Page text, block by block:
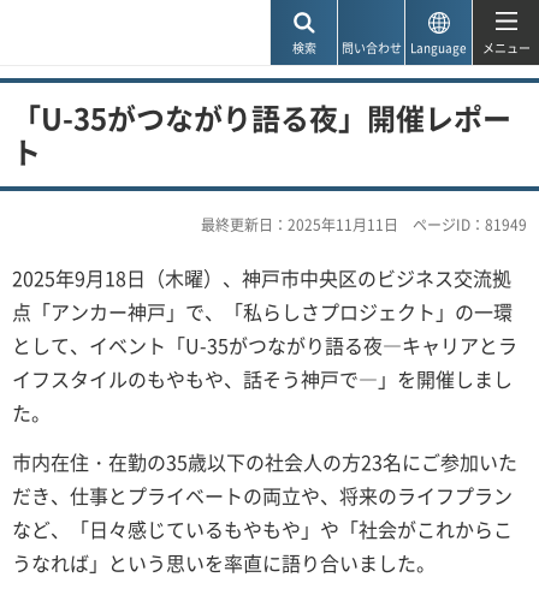
検索 問い合わせ Language メニュー
「U-35がつながり語る夜」開催レポー
ト
最終更新日：2025年11月11日 ページID：81949
2025年9月18日（木曜）、神戸市中央区のビジネス交流拠
点「アンカー神戸」で、「私らしさプロジェクト」の一環
として、イベント「U-35がつながり語る夜―キャリアとラ
イフスタイルのもやもや、話そう神戸で―」を開催しまし
た。
市内在住・在勤の35歳以下の社会人の方23名にご参加いた
だき、仕事とプライベートの両立や、将来のライフプラン
など、「日々感じているもやもや」や「社会がこれからこ
うなれば」という思いを率直に語り合いました。